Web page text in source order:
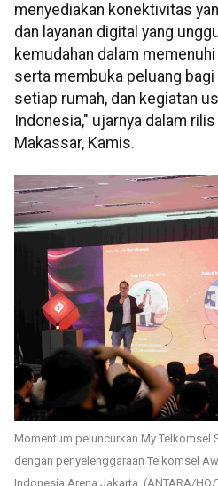
menyediakan konektivitas
dan layanan digital yang
kemudahan dalam
serta membuka peluang
setiap rumah, dan kegiatan
Indonesia," ujarnya dalam
Makassar, Kamis.
Momentum peluncurkan My Telkomsel
dengan penyelenggaraan Telkomsel
Indonesia Arena Jakarta. (ANTARA/